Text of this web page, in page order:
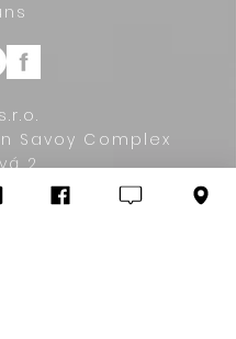
Savoy Complex
2
Bratislava, Slovakia